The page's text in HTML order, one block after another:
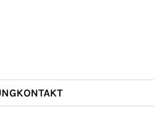
KONTAKT